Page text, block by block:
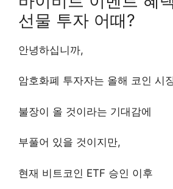
선물 투자 어때?
안녕하십니까,
암호화폐 투자자는 올해 코인 시
불장이 올 것이라는 기대감에
부풀어 있을 것이지만,
현재 비트코인 ETF 승인 이후